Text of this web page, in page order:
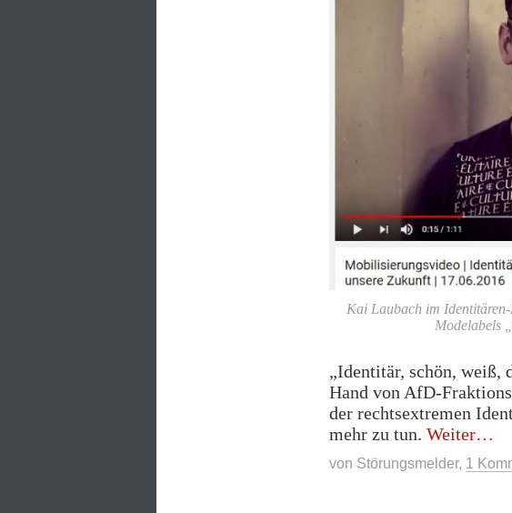
Kai Laubach im
Modelabels
„Identitär, schön, weiß,
Hand von AfD-
der rechtsextremen
mehr zu tun. Weiter
rechte
von Störungsmelder, 1